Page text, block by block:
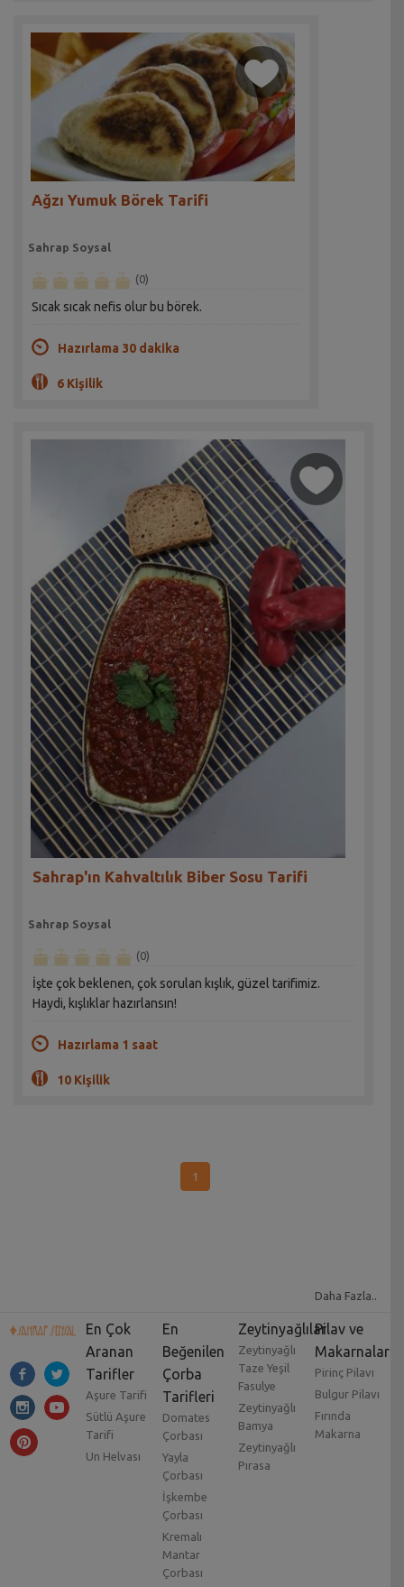
Ağzı Yumuk Börek Tarifi
Sahrap Soysal
(0)
Sıcak sıcak nefis olur bu börek.
Hazırlama 30 dakika
6 Kişilik
Sahrap'ın Kahvaltılık Biber Sosu Tarifi
Sahrap Soysal
(0)
İşte çok beklenen, çok sorulan kışlık, güzel tarifimiz.
Haydi, kışlıklar hazırlansın!
Hazırlama 1 saat
10 Kişilik
1
Daha Fazla..
En Çok
Aranan
Tarifler
Aşure Tarifi
Sütlü Aşure
Tarifi
Un Helvası
En
Beğenilen
Çorba
Tarifleri
Domates
Çorbası
Yayla
Çorbası
İşkembe
Çorbası
Kremalı
Mantar
Çorbası
Zeytinyağlılar
Zeytinyağlı
Taze Yeşil
Fasulye
Zeytinyağlı
Bamya
Zeytinyağlı
Pırasa
Pilav ve
Makarnalar
Pirinç Pilavı
Bulgur Pilavı
Fırında
Makarna